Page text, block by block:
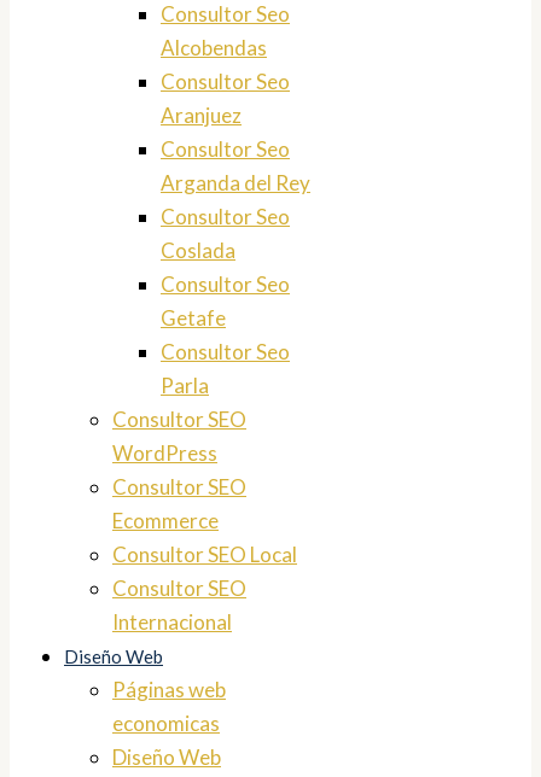
Consultor Seo
Alcobendas
Consultor Seo
Aranjuez
Consultor Seo
Arganda del Rey
Consultor Seo
Coslada
Consultor Seo
Getafe
Consultor Seo
Parla
Consultor SEO
WordPress
Consultor SEO
Ecommerce
Consultor SEO Local
Consultor SEO
Internacional
Diseño Web
Páginas web
economicas
Diseño Web